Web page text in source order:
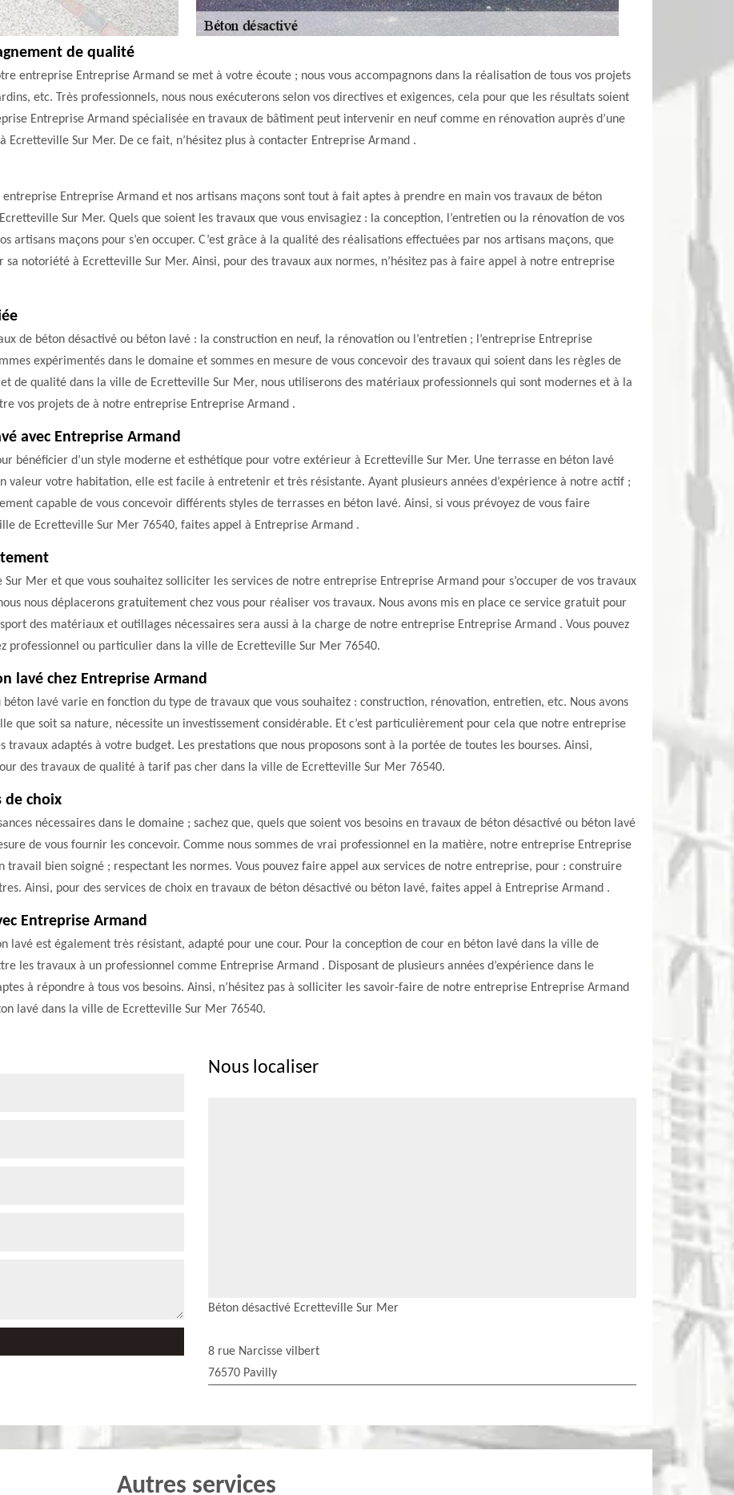
de qualité
entreprise Entreprise Armand se met à votre écoute ; nous vous accompagnons dans la réalisation de tous vos projets
etc. Très professionnels, nous nous exécuterons selon vos directives et exigences, cela pour que les résultats soient
Entreprise Armand spécialisée en travaux de bâtiment peut intervenir en neuf comme en rénovation auprès d’une
Sur Mer. De ce fait, n’hésitez plus à contacter Entreprise Armand .
Entreprise Armand et nos artisans maçons sont tout à fait aptes à prendre en main vos travaux de béton
Sur Mer. Quels que soient les travaux que vous envisagiez : la conception, l’entretien ou la rénovation de vos
artisans maçons pour s’en occuper. C’est grâce à la qualité des réalisations effectuées par nos artisans maçons, que
notoriété à Ecretteville Sur Mer. Ainsi, pour des travaux aux normes, n’hésitez pas à faire appel à notre entreprise
de béton désactivé ou béton lavé : la construction en neuf, la rénovation ou l’entretien ; l’entreprise Entreprise
expérimentés dans le domaine et sommes en mesure de vous concevoir des travaux qui soient dans les règles de
de qualité dans la ville de Ecretteville Sur Mer, nous utiliserons des matériaux professionnels qui sont modernes et à la
vos projets de à notre entreprise Entreprise Armand .
avec Entreprise Armand
bénéficier d’un style moderne et esthétique pour votre extérieur à Ecretteville Sur Mer. Une terrasse en béton lavé
valeur votre habitation, elle est facile à entretenir et très résistante. Ayant plusieurs années d’expérience à notre actif ;
capable de vous concevoir différents styles de terrasses en béton lavé. Ainsi, si vous prévoyez de vous faire
de Ecretteville Sur Mer 76540, faites appel à Entreprise Armand .
Mer et que vous souhaitez solliciter les services de notre entreprise Entreprise Armand pour s’occuper de vos travaux
nous déplacerons gratuitement chez vous pour réaliser vos travaux. Nous avons mis en place ce service gratuit pour
des matériaux et outillages nécessaires sera aussi à la charge de notre entreprise Entreprise Armand . Vous pouvez
professionnel ou particulier dans la ville de Ecretteville Sur Mer 76540.
lavé chez Entreprise Armand
lavé varie en fonction du type de travaux que vous souhaitez : construction, rénovation, entretien, etc. Nous avons
que soit sa nature, nécessite un investissement considérable. Et c’est particulièrement pour cela que notre entreprise
travaux adaptés à votre budget. Les prestations que nous proposons sont à la portée de toutes les bourses. Ainsi,
des travaux de qualité à tarif pas cher dans la ville de Ecretteville Sur Mer 76540.
de choix
nécessaires dans le domaine ; sachez que, quels que soient vos besoins en travaux de béton désactivé ou béton lavé
de vous fournir les concevoir. Comme nous sommes de vrai professionnel en la matière, notre entreprise Entreprise
travail bien soigné ; respectant les normes. Vous pouvez faire appel aux services de notre entreprise, pour : construire
Ainsi, pour des services de choix en travaux de béton désactivé ou béton lavé, faites appel à Entreprise Armand .
Entreprise Armand
lavé est également très résistant, adapté pour une cour. Pour la conception de cour en béton lavé dans la ville de
les travaux à un professionnel comme Entreprise Armand . Disposant de plusieurs années d’expérience dans le
à répondre à tous vos besoins. Ainsi, n’hésitez pas à solliciter les savoir-faire de notre entreprise Entreprise Armand
lavé dans la ville de Ecretteville Sur Mer 76540.
Nous localiser
Béton désactivé Ecretteville Sur Mer
8 rue Narcisse vilbert
76570 Pavilly
Autres services